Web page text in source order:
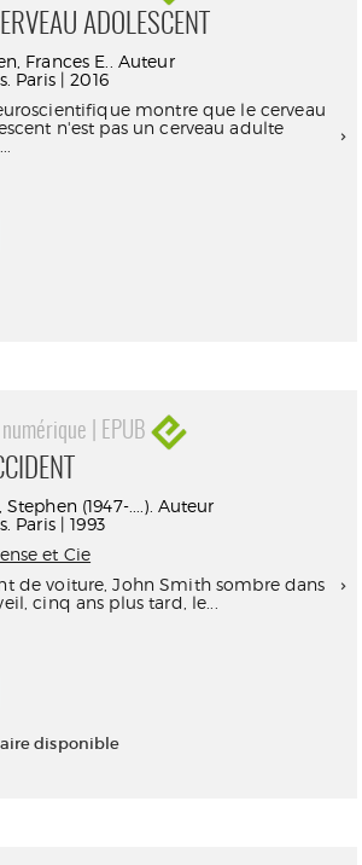
ADOLESCENT
Frances E.. Auteur
Paris | 2016
montre que le cerveau
n'est pas un cerveau adulte
| EPUB
Stephen (1947-....). Auteur
Paris | 1993
et Cie
de voiture, John Smith sombre dans
cinq ans plus tard, le...
disponible